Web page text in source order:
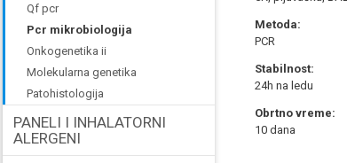
Metoda:
PCR
Stabilnost:
24h na ledu
Obrtno vreme:
10 dana
qf pcr
pcr mikrobiologija
onkogenetika ii
molekularna genetika
patohistologija
PANELI I INHALATORNI
ALERGENI